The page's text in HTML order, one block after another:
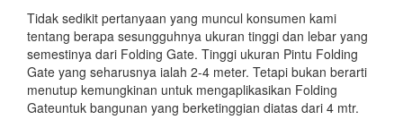
Tidak sedikit pertanyaan yang muncul konsumen kami
tentang berapa sesungguhnya ukuran tinggi dan lebar yang
semestinya dari Folding Gate. Tinggi ukuran Pintu Folding
Gate yang seharusnya ialah 2-4 meter. Tetapi bukan berarti
menutup kemungkinan untuk mengaplikasikan Folding
Gateuntuk bangunan yang berketinggian diatas dari 4 mtr.